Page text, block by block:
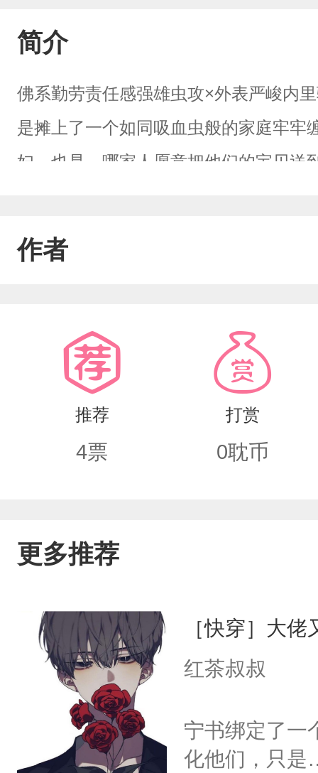
简介
佛系勤劳责任感强雄虫攻×外表严峻内
是摊上了一个如同吸血虫般的家庭牢牢
妇，也是，哪家人愿意把他们的宝贝送
虫的睡颜，一时看他醒来，脱口而出
不然，放弃也太不甘了顾家默默地看
作者
推荐
4票
打赏
0耽币
更多推荐
［快穿］大
红茶叔叔
宁书绑定了一
化他们，只是